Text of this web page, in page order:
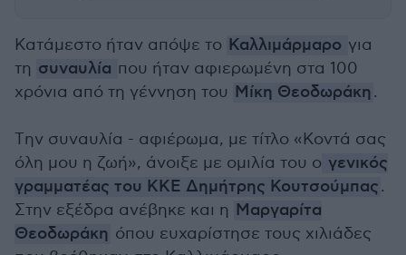
Κατάμεστο ήταν απόψε το Καλλιμάρμαρο για
τη συναυλία που ήταν αφιερωμένη στα 100
χρόνια από τη γέννηση του Μίκη Θεοδωράκη.
Tην συναυλία - αφιέρωμα, με τίτλο «Κοντά σας
όλη μου η ζωή», άνοιξε με ομιλία του ο γενικός
γραμματέας του ΚΚΕ Δημήτρης Κουτσούμπας.
Στην εξέδρα ανέβηκε και η Μαργαρίτα
Θεοδωράκη όπου ευχαρίστησε τους χιλιάδες